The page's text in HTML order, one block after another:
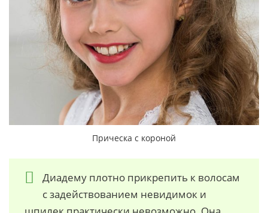
Прическа с короной
Диадему плотно прикрепить к волосам
с задействованием невидимок и